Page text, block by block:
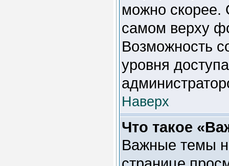
можно скорее.
самом верху
Возможность
уровня
Наверх
Что такое
Важные темы